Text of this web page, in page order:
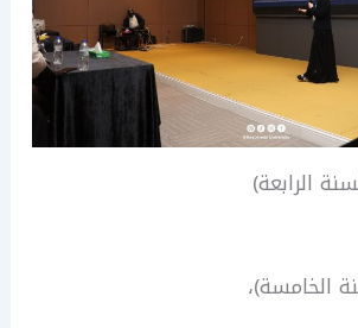
الرابعة)
الخامسة)،